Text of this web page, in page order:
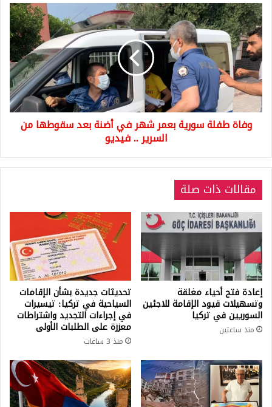
وفاة
طفلة
سورية
بعمر
شهر
في
أضنة
بعد
سقوطها
السرير
فيديو
وفاة طفلة سورية بعمر شهر في أضنة بعد سقوطها من
السرير .. فيديو
مقالات ذات صلة
إعادة فتح أحياء مغلقة
وتسهيلات قيود الإقامة للاجئين
السوريين في تركيا
منذ ساعتين
تحديثات جديدة بشأن الإقامات
السياحية في تركيا: تيسيرات
في إجراءات التجديد واشتراطات
معززة على الطلبات الأولى
منذ 3 ساعات